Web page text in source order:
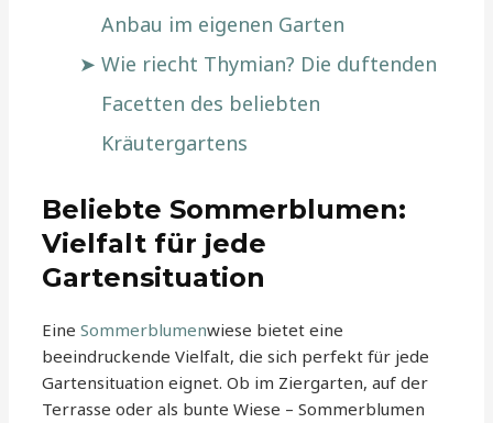
Anbau im eigenen Garten
Wie riecht Thymian? Die duftenden
Facetten des beliebten
Kräutergartens
Beliebte Sommerblumen:
Vielfalt für jede
Gartensituation
EineSommerblumenwiese bietet eine
beeindruckende Vielfalt, die sich perfekt für jede
Gartensituation eignet. Ob im Ziergarten, auf der
Terrasse oder als bunte Wiese – Sommerblumen